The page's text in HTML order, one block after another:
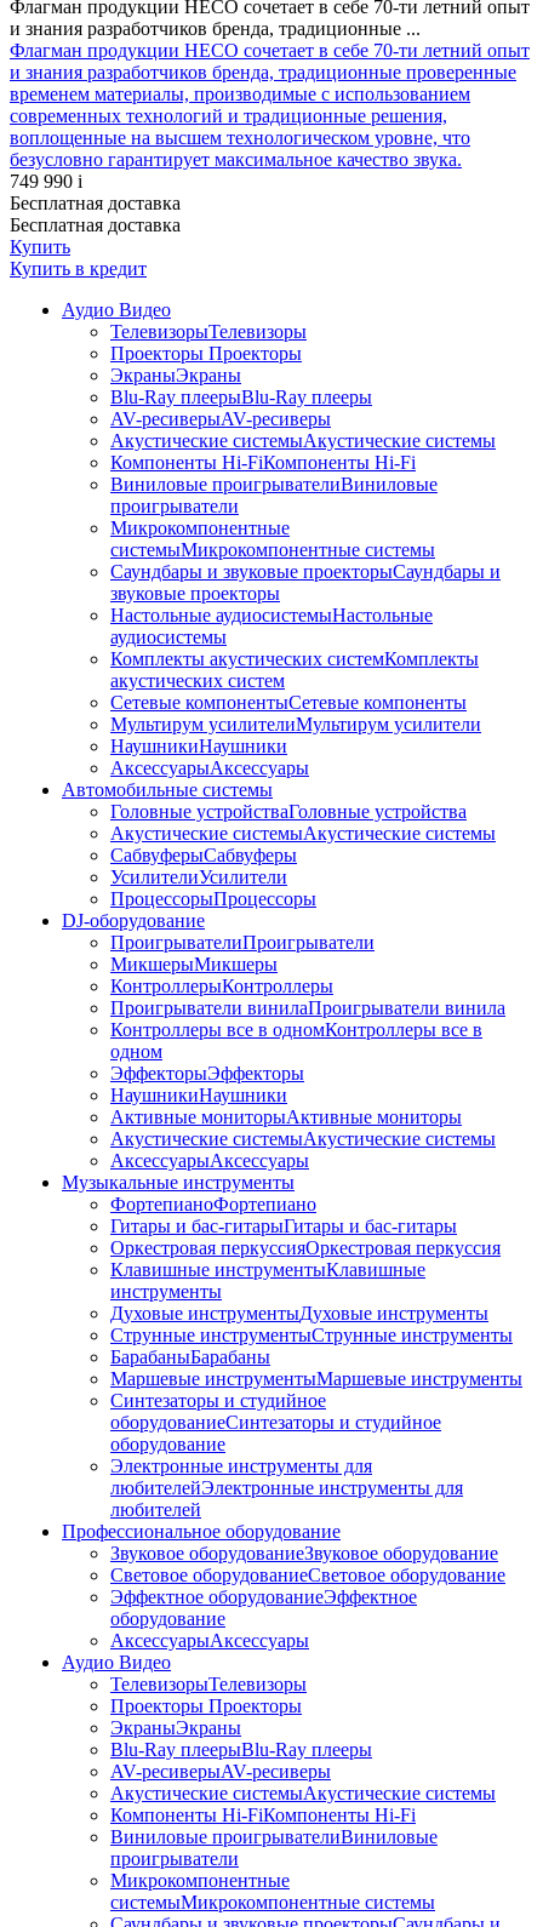
Флагман продукции HECO сочетает в себе 70-ти летний опыт
и знания разработчиков бренда, традиционные ...
Флагман продукции HECO сочетает в себе 70-ти летний опыт
и знания разработчиков бренда, традиционные проверенные
временем материалы, производимые с использованием
современных технологий и традиционные решения,
воплощенные на высшем технологическом уровне, что
безусловно гарантирует максимальное качество звука.
749 990 i
Бесплатная доставка
Бесплатная доставка
Купить
Купить в кредит
Аудио Видео
ТелевизорыТелевизоры
Проекторы Проекторы
ЭкраныЭкраны
Blu-Ray плеерыBlu-Ray плееры
AV-ресиверыAV-ресиверы
Акустические системыАкустические системы
Компоненты Hi-FiКомпоненты Hi-Fi
Виниловые проигрывателиВиниловые
проигрыватели
Микрокомпонентные
системыМикрокомпонентные системы
Саундбары и звуковые проекторыСаундбары и
звуковые проекторы
Настольные аудиосистемыНастольные
аудиосистемы
Комплекты акустических системКомплекты
акустических систем
Сетевые компонентыСетевые компоненты
Мультирум усилителиМультирум усилители
НаушникиНаушники
АксессуарыАксессуары
Автомобильные системы
Головные устройстваГоловные устройства
Акустические системыАкустические системы
СабвуферыСабвуферы
УсилителиУсилители
ПроцессорыПроцессоры
DJ-оборудование
ПроигрывателиПроигрыватели
МикшерыМикшеры
КонтроллерыКонтроллеры
Проигрыватели винилаПроигрыватели винила
Контроллеры все в одномКонтроллеры все в
одном
ЭффекторыЭффекторы
НаушникиНаушники
Активные мониторыАктивные мониторы
Акустические системыАкустические системы
АксессуарыАксессуары
Музыкальные инструменты
ФортепианоФортепиано
Гитары и бас-гитарыГитары и бас-гитары
Оркестровая перкуссияОркестровая перкуссия
Клавишные инструментыКлавишные
инструменты
Духовые инструментыДуховые инструменты
Струнные инструментыСтрунные инструменты
БарабаныБарабаны
Маршевые инструментыМаршевые инструменты
Синтезаторы и студийное
оборудованиеСинтезаторы и студийное
оборудование
Электронные инструменты для
любителейЭлектронные инструменты для
любителей
Профессиональное оборудование
Звуковое оборудованиеЗвуковое оборудование
Световое оборудованиеСветовое оборудование
Эффектное оборудованиеЭффектное
оборудование
АксессуарыАксессуары
Аудио Видео
ТелевизорыТелевизоры
Проекторы Проекторы
ЭкраныЭкраны
Blu-Ray плеерыBlu-Ray плееры
AV-ресиверыAV-ресиверы
Акустические системыАкустические системы
Компоненты Hi-FiКомпоненты Hi-Fi
Виниловые проигрывателиВиниловые
проигрыватели
Микрокомпонентные
системыМикрокомпонентные системы